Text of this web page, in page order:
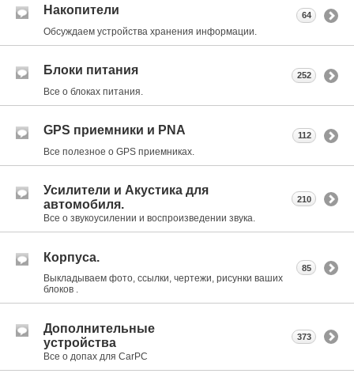
Накопители
Обсуждаем устройства хранения информации.
64
Блоки питания
Все о блоках питания.
252
GPS приемники и PNA
Все полезное о GPS приемниках.
112
Усилители и Акустика для
автомобиля.
Все о звукоусилении и воспроизведении звука.
210
Корпуса.
Выкладываем фото, ссылки, чертежи, рисунки ваших
блоков .
85
Дополнительные
устройства
Все о допах для CarPC
373